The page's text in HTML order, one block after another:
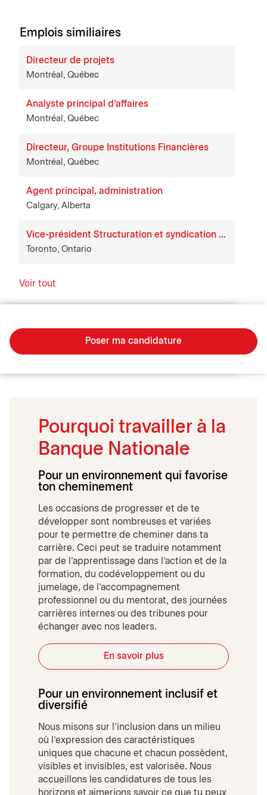
Emplois similiaires
Directeur de projets
Montréal, Québec
Analyste principal d'affaires
Montréal, Québec
Directeur, Groupe Institutions Financières
Montréal, Québec
Agent principal, administration
Calgary, Alberta
Vice-président Structuration et syndication de prêts
Toronto, Ontario
Voir tout
Poser ma candidature
Pourquoi travailler à la
Banque Nationale
Pour un environnement qui favorise
ton cheminement
Les occasions de progresser et de te
développer sont nombreuses et variées
pour te permettre de cheminer dans ta
carrière. Ceci peut se traduire notamment
par de l'apprentissage dans l'action et de la
formation, du codéveloppement ou du
jumelage, de l'accompagnement
professionnel ou du mentorat, des journées
carrières internes ou des tribunes pour
échanger avec nos leaders.
En savoir plus
Pour un environnement inclusif et
diversifié
Nous misons sur l’inclusion dans un milieu
où l’expression des caractéristiques
uniques que chacune et chacun possèdent,
visibles et invisibles, est valorisée. Nous
accueillons les candidatures de tous les
horizons et aimerions savoir ce que tu peux